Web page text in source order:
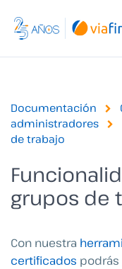
contenido
Documentación
administradores
de trabajo
grupos de
Con nuestra
certificados podrás